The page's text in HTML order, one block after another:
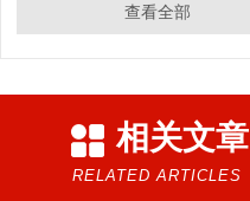
查看全部
相关文章
RELATED ARTICLES